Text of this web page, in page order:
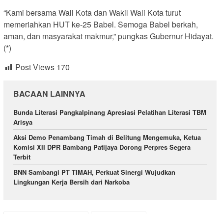
“Kami bersama Wali Kota dan Wakil Wali Kota turut
memeriahkan HUT ke-25 Babel. Semoga Babel berkah,
aman, dan masyarakat makmur,” pungkas Gubernur Hidayat.
(*)
Post Views 170
BACAAN LAINNYA
Bunda Literasi Pangkalpinang Apresiasi Pelatihan Literasi TBM
Arisya
Aksi Demo Penambang Timah di Belitung Mengemuka, Ketua
Komisi XII DPR Bambang Patijaya Dorong Perpres Segera
Terbit
BNN Sambangi PT TIMAH, Perkuat Sinergi Wujudkan
Lingkungan Kerja Bersih dari Narkoba